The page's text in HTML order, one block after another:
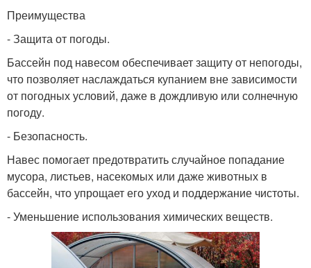
Преимущества
- Защита от погоды.
Бассейн под навесом обеспечивает защиту от непогоды,
что позволяет наслаждаться купанием вне зависимости
от погодных условий, даже в дождливую или солнечную
погоду.
- Безопасность.
Навес помогает предотвратить случайное попадание
мусора, листьев, насекомых или даже животных в
бассейн, что упрощает его уход и поддержание чистоты.
- Уменьшение использования химических веществ.